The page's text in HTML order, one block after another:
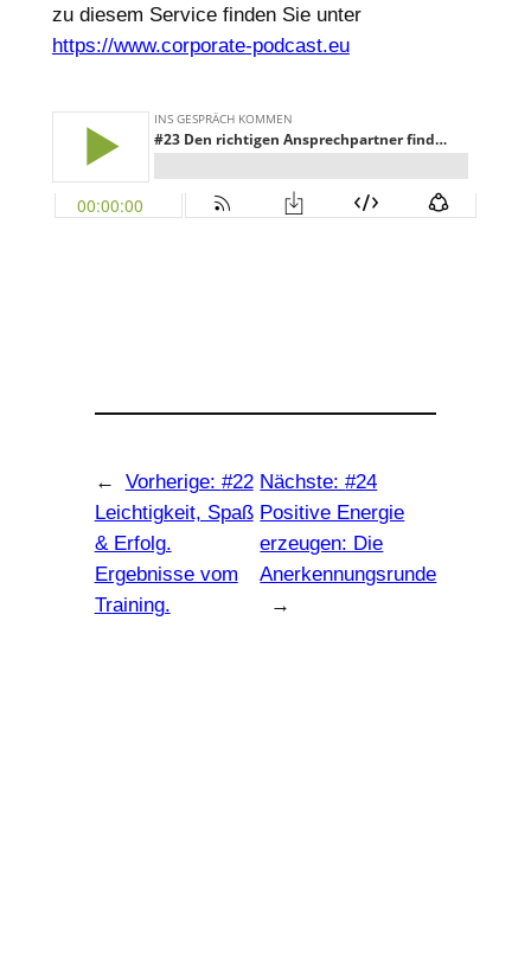
zu diesem Service finden Sie unter
https://www.corporate-podcast.eu
← Vorherige: #22
Leichtigkeit, Spaß
& Erfolg.
Ergebnisse vom
Training.
Nächste:#24
Positive Energie
erzeugen: Die
Anerkennungsrunde
→